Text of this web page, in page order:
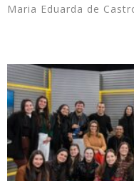
Maria Eduarda de